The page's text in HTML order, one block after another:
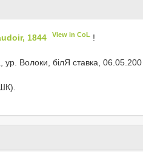
1844 View in CoL !
ур. Волоки, білЯ ставка, 06.05.200